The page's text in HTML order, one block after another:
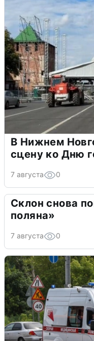
В Нижнем
сцену ко Дню
7 августа 0
Склон снова
поляна»
7 августа 0